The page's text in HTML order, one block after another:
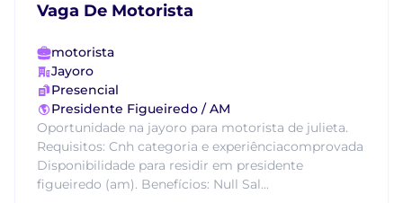
Vaga De Motorista
motorista
Jayoro
Presencial
Presidente Figueiredo / AM
Oportunidade na jayoro para motorista de julieta.
Requisitos: Cnh categoria e experiênciacomprovada
Disponibilidade para residir em presidente
figueiredo (am). Benefícios: Null Sal...